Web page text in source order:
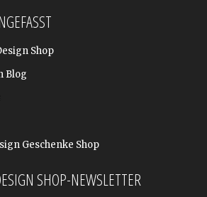
Shop
Blog
Geschenke Shop
SHOP-NEWSLETTER